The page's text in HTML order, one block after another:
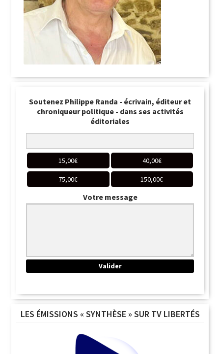
Soutenez Philippe Randa - écrivain, éditeur et
chroniqueur politique - dans ses activités
éditoriales
15,00€ 40,00€
75,00€ 150,00€
Votre message
LES ÉMISSIONS « SYNTHÈSE » SUR TV LIBERTÉS